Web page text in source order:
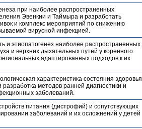
при наиболее распространенных
Эвенкии и Таймыра и разработать
и комплекс мероприятий по снижению
вирусной инфекцией.
и этиопатогенез наиболее распространенных
и верхних дыхательных путей у коренного
адаптированных подходов к их
характеристика состояния здоровья
методов ранней диагностики и
заболеваний.
питания (дистрофий) и сопутствующих
заболеваний и их осложнений у детей